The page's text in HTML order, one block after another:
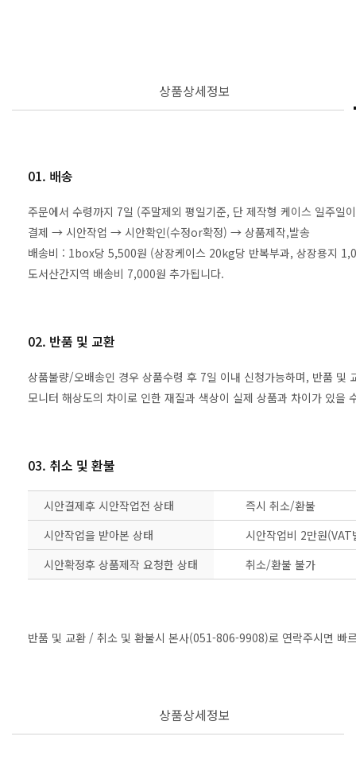
상품상세정보
01. 배송
주문에서 수령까지 7일 (주말제외 평일기준, 단 제작형 케이스 일주일
결제 → 시안작업 → 시안확인(수정or확정) → 상품제작,발송
배송비 : 1box당 5,500원 (상장케이스 20kg당 반복부과, 상장용지
도서산간지역 배송비 7,000원 추가됩니다.
02. 반품 및 교환
상품불량/오배송인 경우 상품수령 후 7일 이내 신청가능하며, 반품 및
모니터 해상도의 차이로 인한 재질과 색상이 실제 상품과 차이가 있
03. 취소 및 환불
시안결제후 시안작업전 상태
즉시 취소/환불
시안작업을 받아본 상태
시안작업비 2만원
시안확정후 상품제작 요청한 상태
취소/환불 불가
반품 및 교환 / 취소 및 환불시 본사(051-806-9908)로 연락주시면 빠
상품상세정보